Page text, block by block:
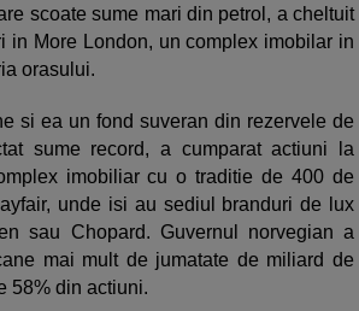
scoate sume mari din petrol, a cheltuit
in More London, un complex imobilar in
orasului.
si ea un fond suveran din rezervele de
sume record, a cumparat actiuni la
imobiliar cu o traditie de 400 de
unde isi au sediul branduri de lux
sau Chopard. Guvernul norvegian a
mai mult de jumatate de miliard de
58% din actiuni.